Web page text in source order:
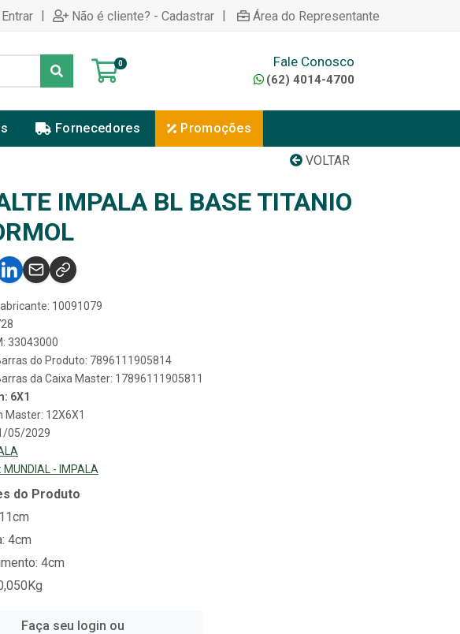
| Não é cliente? - Cadastrar | Área do Representante
0 Fale Conosco
(62) 4014-4700
Fornecedores Promoções
VOLTAR
IMPALA BL BASE TITANIO
10091079
33043000
do Produto: 7896111905814
da Caixa Master: 17896111905811
6X1
Master: 12X6X1
05/2029
MUNDIAL - IMPALA
do Produto
4cm
4cm
Faça seu login ou